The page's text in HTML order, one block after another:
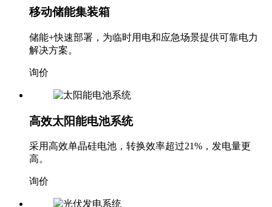
储能+快速部署，为临时用电和应急场景提供可靠电力
解决方案。
询价
高效太阳能电池系统
采用高效单晶硅电池，转换效率超过21%，发电量更
高。
询价